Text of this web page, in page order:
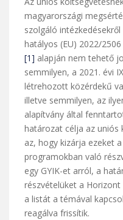
magyarországi
szolgáló
hatályos (EU) 2022/
[1] alapján nem tehető
semmilyen, a 2021. évi
létrehozott közérdekű
illetve semmilyen, az
alapítvány által
határozat célja az uniós
az, hogy kizárja ezeket
programokban való
egy GYIK-et arról, a
részvételüket a Horizont
a listát a témával
reagálva frissítik.